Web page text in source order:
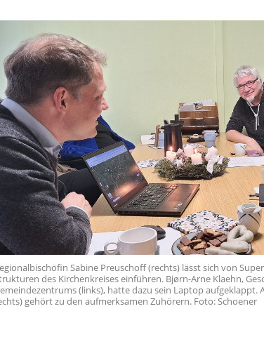
Sabine Preuschoff (rechts) lässt sich von
des Kirchenkreises einführen. Bjørn-Arne Klaehn,
(links), hatte dazu sein Laptop aufgeklappt.
gehört zu den aufmerksamen Zuhörern. Foto: Schoener